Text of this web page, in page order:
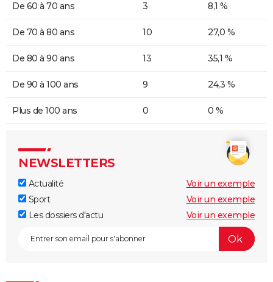
De 60 à 70 ans 3 8,1 %
De 70 à 80 ans 10 27,0 %
De 80 à 90 ans 13 35,1 %
De 90 à 100 ans 9 24,3 %
Plus de 100 ans 0 0 %
NEWSLETTERS
Actualité
Voir un exemple
Sport
Voir un exemple
Les dossiers d'actu
Voir un exemple